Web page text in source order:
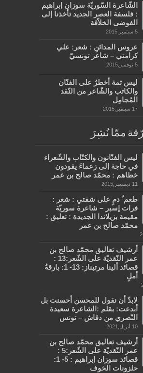
الشّاعرة السّوريّة سوزان إبراهيم
: فلسفة العصر الجديد تأخذنا إلى
الفوضى الخلاّقة
5 سبتمبر,2015
عروس المدائنِ : شعر: علي
كرامتي – شاعر تونسيّ
5 نوفمبر,2015
ليس ثمة أخطرُ على الفنّان
والكاتب والشّاعر من النّقد
المُجامِل
17 سبتمبر,2015
ممّا نُشِرَ
ليس الفنّانون والكتّاب والشّعراء
في حاجة إلى زعماءَ يقودون
خطاهم : محمّد صالح بن عمر
11 ديسمبر,2015
طعم ٌ دمٍ على شفتي : شعر :
فرات إسبر – شاعرة سوريّة
مقيمة بزيلاندا الجديدة : تعليق :
محمّد صالح بن عمر
أرشيف تعاليق محمّد صالح بن
عمر النّقديّة على الشّعر:13 :
قصائد ألينا مرتيناز: 13- 1: بارقةُ
أملٍ
لابدّ أن نقول للمحسن أحسنت بل
أبدعت: بقلم :الشاعرة سعيدة
النّصري من دقاش – تونس
10 أبريل,2021
أرشيف تعاليق محمّد صالح بن
عمر النّقديّة على الشّعر:5 :
قصائد سوزان إبراهيم : 5- 1:
حلزونات الخوف